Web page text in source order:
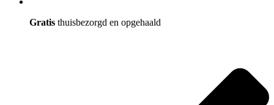
Gratis thuisbezorgd en opgehaald